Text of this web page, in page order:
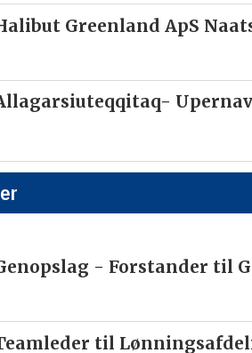
Greenland ApS
- Forstander til
til